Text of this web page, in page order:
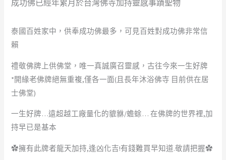
泰國百姓家中，供奉成功佛最多，可見百姓對成功佛非常信
賴
禮敬佛牌上供佛堂，唯一真誠廣召靈感，古往今來一生好牌
*開緣老佛牌絕無重複,僅各一面(且長年沐浴佛寺 目前供在居
士佛堂)
一生好牌…遠超越工廠量化的貔貅/蟾蜍… 在佛牌的世界裡,加
持早已是基本
✿擁有此牌者龍天加持,逢凶化吉!有錢難買早知道.敬請把握✿